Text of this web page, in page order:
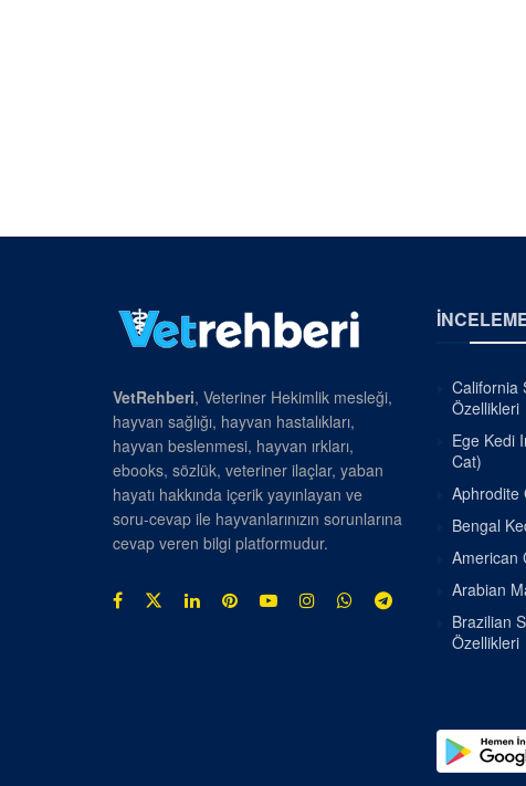
VetRehberi, Veteriner Hekimlik mesleği,
hayvan sağlığı, hayvan hastalıkları,
hayvan beslenmesi, hayvan ırkları,
ebooks, sözlük, veteriner ilaçlar, yaban
hayatı hakkında içerik yayınlayan ve
soru-cevap ile hayvanlarınızın sorunlarına
cevap veren bilgi platformudur.
California
Özellikleri
Ege Kedi
Cat)
Aphrodite
Bengal
American
Arabian
Brazilian
Özellikleri